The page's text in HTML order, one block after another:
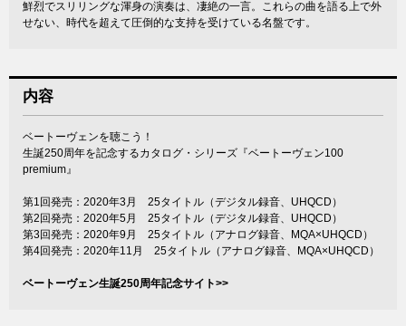
鮮烈でスリリングな渾身の演奏は、凄絶の一言。これらの曲を語る上で外
せない、時代を超えて圧倒的な支持を受けている名盤です。
内容
ベートーヴェンを聴こう！
生誕250周年を記念するカタログ・シリーズ『ベートーヴェン100
premium』
第1回発売：2020年3月 25タイトル（デジタル録音、UHQCD）
第2回発売：2020年5月 25タイトル（デジタル録音、UHQCD）
第3回発売：2020年9月 25タイトル（アナログ録音、MQA×UHQCD）
第4回発売：2020年11月 25タイトル（アナログ録音、MQA×UHQCD）
ベートーヴェン生誕250周年記念サイト>>